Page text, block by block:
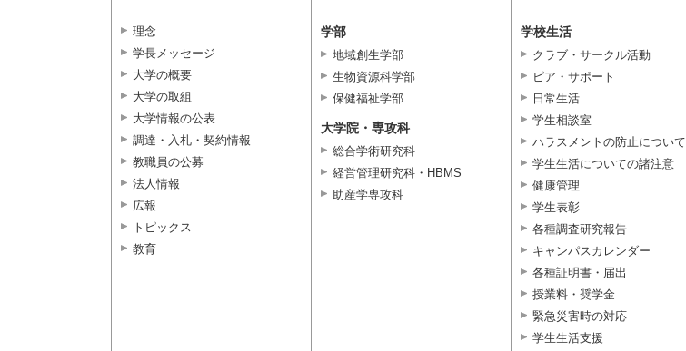
理念
学長メッセージ
大学の概要
大学の取組
大学情報の公表
調達・入札・契約情報
教職員の公募
法人情報
広報
トピックス
教育
学部
地域創生学部
生物資源科学部
保健福祉学部
大学院・専攻科
総合学術研究科
経営管理研究科・HBMS
助産学専攻科
学校生活
クラブ・サークル活動
ピア・サポート
日常生活
学生相談室
ハラスメントの防止について
学生生活についての諸注意
健康管理
学生表彰
各種調査研究報告
キャンパスカレンダー
各種証明書・届出
授業料・奨学金
緊急災害時の対応
学生生活支援